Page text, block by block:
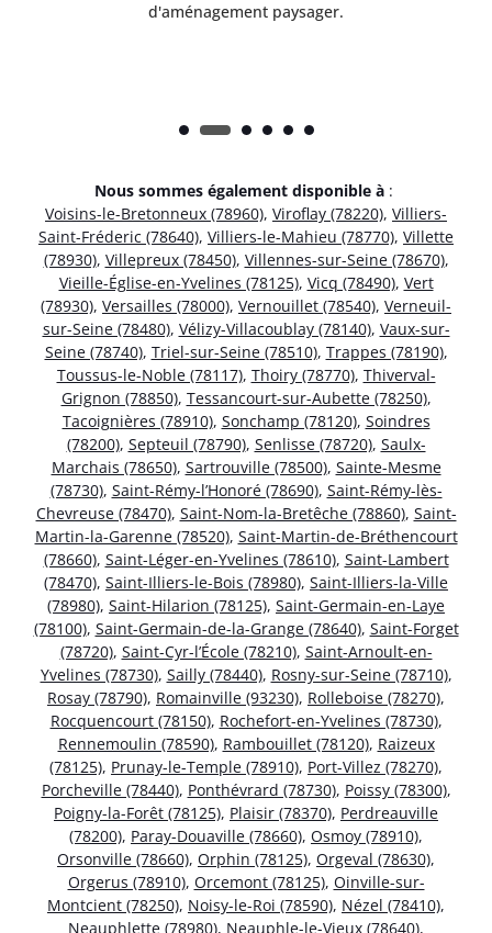
d'aménagement paysager.
Nous sommes également disponible à :
Voisins-le-Bretonneux (78960), Viroflay (78220), Villiers-
Saint-Fréderic (78640), Villiers-le-Mahieu (78770), Villette
(78930), Villepreux (78450), Villennes-sur-Seine (78670),
Vieille-Église-en-Yvelines (78125), Vicq (78490), Vert
(78930), Versailles (78000), Vernouillet (78540), Verneuil-
sur-Seine (78480), Vélizy-Villacoublay (78140), Vaux-sur-
Seine (78740), Triel-sur-Seine (78510), Trappes (78190),
Toussus-le-Noble (78117), Thoiry (78770), Thiverval-
Grignon (78850), Tessancourt-sur-Aubette (78250),
Tacoignières (78910), Sonchamp (78120), Soindres
(78200), Septeuil (78790), Senlisse (78720), Saulx-
Marchais (78650), Sartrouville (78500), Sainte-Mesme
(78730), Saint-Rémy-l’Honoré (78690), Saint-Rémy-lès-
Chevreuse (78470), Saint-Nom-la-Bretêche (78860), Saint-
Martin-la-Garenne (78520), Saint-Martin-de-Bréthencourt
(78660), Saint-Léger-en-Yvelines (78610), Saint-Lambert
(78470), Saint-Illiers-le-Bois (78980), Saint-Illiers-la-Ville
(78980), Saint-Hilarion (78125), Saint-Germain-en-Laye
(78100), Saint-Germain-de-la-Grange (78640), Saint-Forget
(78720), Saint-Cyr-l’École (78210), Saint-Arnoult-en-
Yvelines (78730), Sailly (78440), Rosny-sur-Seine (78710),
Rosay (78790), Romainville (93230), Rolleboise (78270),
Rocquencourt (78150), Rochefort-en-Yvelines (78730),
Rennemoulin (78590), Rambouillet (78120), Raizeux
(78125), Prunay-le-Temple (78910), Port-Villez (78270),
Porcheville (78440), Ponthévrard (78730), Poissy (78300),
Poigny-la-Forêt (78125), Plaisir (78370), Perdreauville
(78200), Paray-Douaville (78660), Osmoy (78910),
Orsonville (78660), Orphin (78125), Orgeval (78630),
Orgerus (78910), Orcemont (78125), Oinville-sur-
Montcient (78250), Noisy-le-Roi (78590), Nézel (78410),
Neauphlette (78980), Neauphle-le-Vieux (78640),